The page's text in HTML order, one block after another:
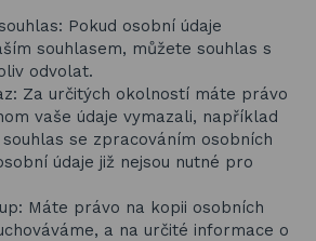
Pokud osobní údaje
souhlasem, můžete souhlas s
odvolat.
Za určitých okolností máte právo
vaše údaje vymazali, například
se zpracováním osobních
údaje již nejsou nutné pro
Máte právo na kopii osobních
a na určité informace o